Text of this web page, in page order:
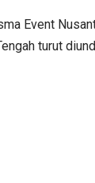
Event
turut